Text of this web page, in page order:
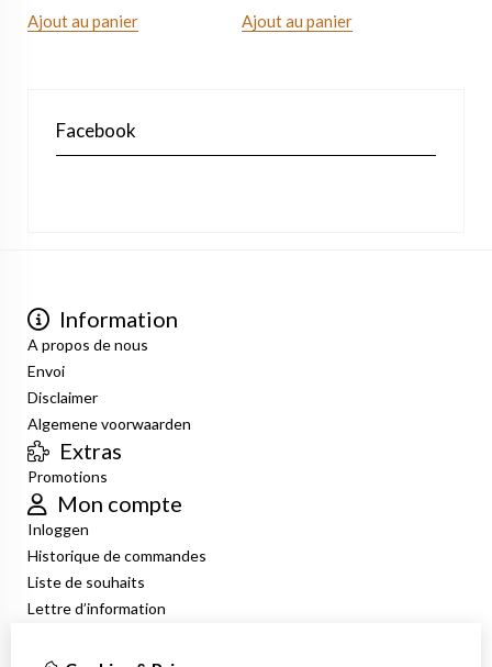
Ajout au panier Ajout au panier
Facebook
Information
A propos de nous
Envoi
Disclaimer
Algemene voorwaarden
Extras
Promotions
Mon compte
Inloggen
Historique de commandes
Liste de souhaits
Lettre d’information
Nous contacter